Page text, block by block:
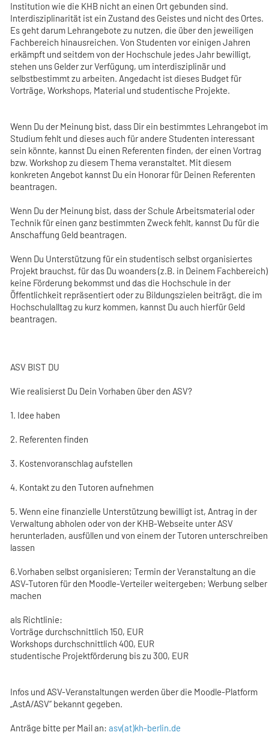
Institution wie die KHB nicht an einen Ort gebunden sind.
Interdisziplinarität ist ein Zustand des Geistes und nicht des Ortes.
Es geht darum Lehrangebote zu nutzen, die über den jeweiligen
Fachbereich hinausreichen. Von Studenten vor einigen Jahren
erkämpft und seitdem von der Hochschule jedes Jahr bewilligt,
stehen uns Gelder zur Verfügung, um interdisziplinär und
selbstbestimmt zu arbeiten. Angedacht ist dieses Budget für
Vorträge, Workshops, Material und studentische Projekte.
Wenn Du der Meinung bist, dass Dir ein bestimmtes Lehrangebot im
Studium fehlt und dieses auch für andere Studenten interessant
sein könnte, kannst Du einen Referenten finden, der einen Vortrag
bzw. Workshop zu diesem Thema veranstaltet. Mit diesem
konkreten Angebot kannst Du ein Honorar für Deinen Referenten
beantragen.
Wenn Du der Meinung bist, dass der Schule Arbeitsmaterial oder
Technik für einen ganz bestimmten Zweck fehlt, kannst Du für die
Anschaffung Geld beantragen.
Wenn Du Unterstützung für ein studentisch selbst organisiertes
Projekt brauchst, für das Du woanders (z.B. in Deinem Fachbereich)
keine Förderung bekommst und das die Hochschule in der
Öffentlichkeit repräsentiert oder zu Bildungszielen beiträgt, die im
Hochschulalltag zu kurz kommen, kannst Du auch hierfür Geld
beantragen.
ASV BIST DU
Wie realisierst Du Dein Vorhaben über den ASV?
1. Idee haben
2. Referenten finden
3. Kostenvoranschlag aufstellen
4. Kontakt zu den Tutoren aufnehmen
5. Wenn eine finanzielle Unterstützung bewilligt ist, Antrag in der
Verwaltung abholen oder von der KHB-Webseite unter ASV
herunterladen, ausfüllen und von einem der Tutoren unterschreiben
lassen
6.Vorhaben selbst organisieren; Termin der Veranstaltung an die
ASV-Tutoren für den Moodle-Verteiler weitergeben; Werbung selber
machen
als Richtlinie:
Vorträge durchschnittlich 150, EUR
Workshops durchschnittlich 400, EUR
studentische Projektförderung bis zu 300, EUR
Infos und ASV-Veranstaltungen werden über die Moodle-Platform
„AstA/ASV“ bekannt gegeben.
Anträge bitte per Mail an:asv(at)kh-berlin.de